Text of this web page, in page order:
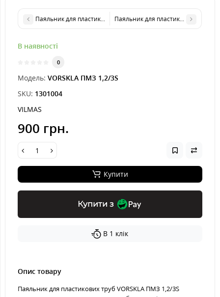
Паяльник для пластикових труб VILMAS 600-PW-3
Паяльник для пластикових труб
В наявності
0
Модель: VORSKLA ПМЗ 1,2/3S
SKU: 1301004
VILMAS
900 грн.
Купити
Купити з
В 1 клік
Опис товару
Паяльник для пластикових труб VORSKLA ПМЗ 1,2/3S